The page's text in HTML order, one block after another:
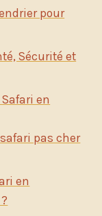
pour
Sécurité et
en
pas cher
en